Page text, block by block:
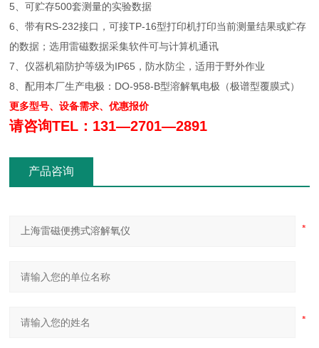
5、可贮存500套测量的实验数据
6、带有RS-232接口，可接TP-16型打印机打印当前测量结果或贮存
的数据；选用雷磁数据采集软件可与计算机通讯
7、仪器机箱防护等级为IP65，防水防尘，适用于野外作业
8、配用本厂生产电极：DO-958-B型溶解氧电极（极谱型覆膜式）
更多型号、设备需求、优惠报价
请咨询TEL：131—2701—2891
产品咨询